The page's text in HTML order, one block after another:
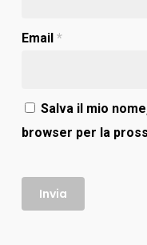
Email *
Salva il mio
browser per la